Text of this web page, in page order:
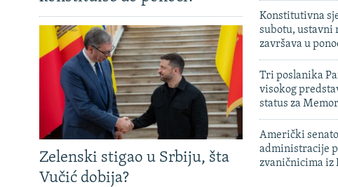
Zelenski stigao u Srbiju, šta
Vučić dobija?
Konstitutivna
subotu, ustavni
završava u
Tri poslanika
visokog
status za
Američki
administracije
zvaničnicima iz